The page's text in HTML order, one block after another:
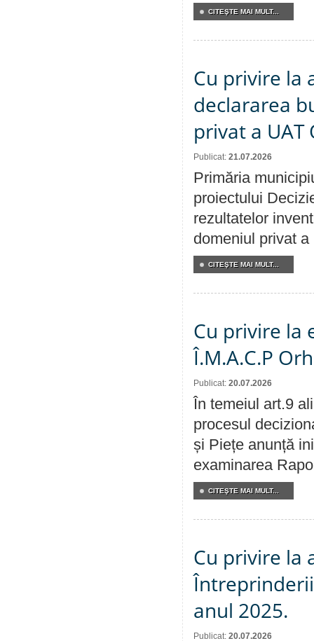
CITEŞTE MAI MULT...
Cu privire la
declararea
privat a UAT
Publicat: 21.07.2026
Primăria
proiectului
rezultatelor
domeniul privat a
CITEŞTE MAI MULT...
Cu privire la
Î.M.A.C.P
Publicat: 20.07.2026
În temeiul art.9
procesul
și Piețe anunță
examinarea
CITEŞTE MAI MULT...
Cu privire la
anul 2025.
Publicat: 20.07.2026